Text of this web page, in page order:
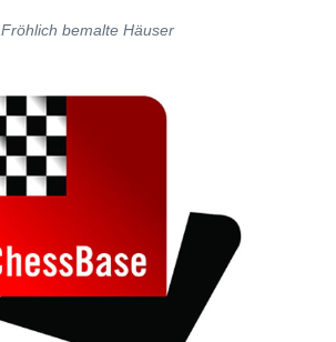
Fröhlich bemalte Häuser